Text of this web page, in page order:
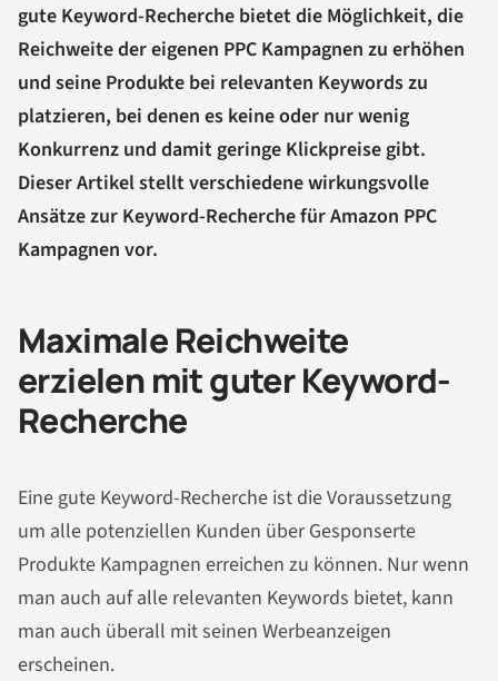
gute Keyword-Recherche bietet die Möglichkeit, die
Reichweite der eigenen PPC Kampagnen zu erhöhen
und seine Produkte bei relevanten Keywords zu
platzieren, bei denen es keine oder nur wenig
Konkurrenz und damit geringe Klickpreise gibt.
Dieser Artikel stellt verschiedene wirkungsvolle
Ansätze zur Keyword-Recherche für Amazon PPC
Kampagnen vor.
Maximale Reichweite
erzielen mit guter Keyword-
Recherche
Eine gute Keyword-Recherche ist die Voraussetzung
um alle potenziellen Kunden über Gesponserte
Produkte Kampagnen erreichen zu können. Nur wenn
man auch auf alle relevanten Keywords bietet, kann
man auch überall mit seinen Werbeanzeigen
erscheinen.